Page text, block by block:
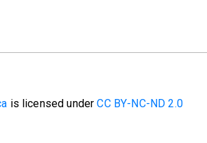
is licensed underCC BY-NC-ND 2.0